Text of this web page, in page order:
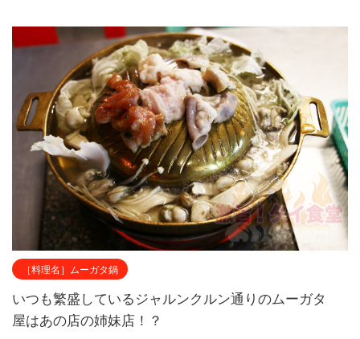
［料理名］ムーガタ鍋
いつも繁盛しているジャルンクルン通りのムーガタ
屋はあの店の姉妹店！？